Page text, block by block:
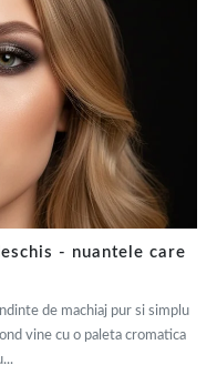
- nuantele care
de machiaj pur si simplu
vine cu o paleta cromatica